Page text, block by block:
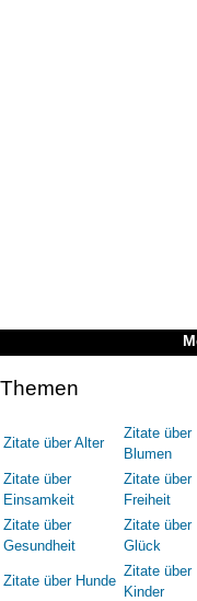
Themen
Zitate über Alter
Zitate über
Blumen
Zitate über
Einsamkeit
Zitate über
Freiheit
Zitate über
Gesundheit
Zitate über
Glück
Zitate über Hunde
Zitate über
Kinder